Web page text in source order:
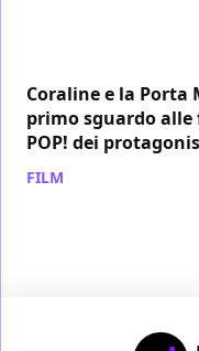
Coraline e la Porta
primo sguardo
POP! dei
FILM